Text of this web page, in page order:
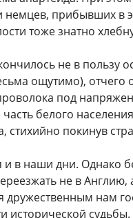
немцев, прибывших в
тоже знатно
не в пользу
ощутимо), отчего
под
белого
стихийно покинув
и в наши дни.
не в
нам
исторической судьбы.